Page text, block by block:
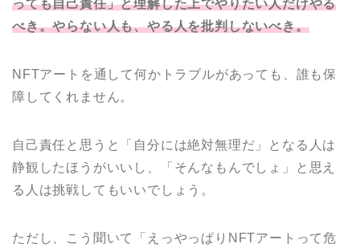
っても自己責任」と理解した上でやりたい人だけやる
べき。やらない人も、やる人を批判しないべき。
NFTアートを通して何かトラブルがあっても、誰も保
障してくれません。
自己責任と思うと「自分には絶対無理だ」となる人は
静観したほうがいいし、「そんなもんでしょ」と思え
る人は挑戦してもいいでしょう。
ただし、こう聞いて「えっやっぱりNFTアートって危